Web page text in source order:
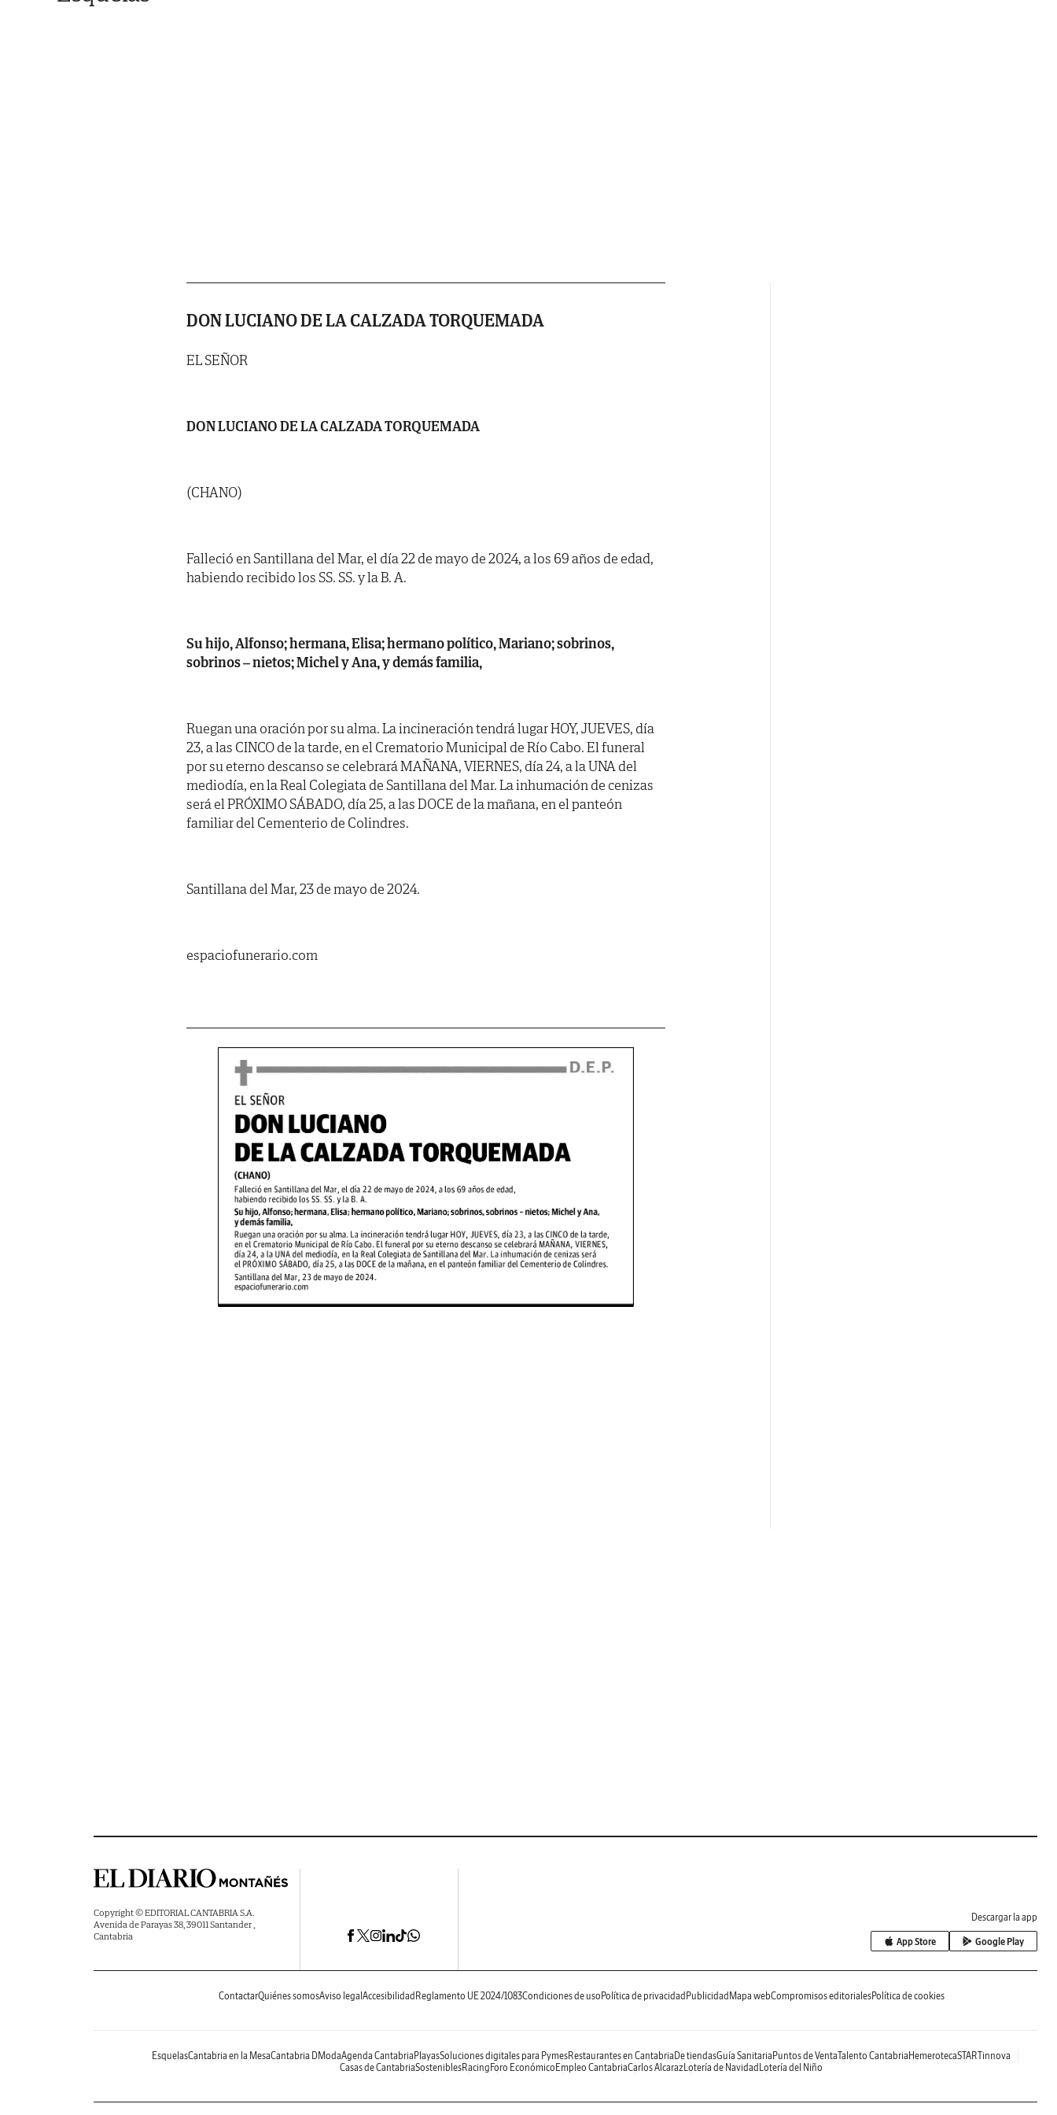
DON LUCIANO DE LA CALZADA TORQUEMADA
EL SEÑOR
DON LUCIANO DE LA CALZADA TORQUEMADA
(CHANO)
Falleció en Santillana del Mar, el día 22 de mayo de 2024, a los 69 años de edad,
habiendo recibido los SS. SS. y la B. A.
Su hijo, Alfonso; hermana, Elisa; hermano político, Mariano; sobrinos,
sobrinos – nietos; Michel y Ana, y demás familia,
Ruegan una oración por su alma. La incineración tendrá lugar HOY, JUEVES, día
23, a las CINCO de la tarde, en el Crematorio Municipal de Río Cabo. El funeral
por su eterno descanso se celebrará MAÑANA, VIERNES, día 24, a la UNA del
mediodía, en la Real Colegiata de Santillana del Mar. La inhumación de cenizas
será el PRÓXIMO SÁBADO, día 25, a las DOCE de la mañana, en el panteón
familiar del Cementerio de Colindres.
Santillana del Mar, 23 de mayo de 2024.
espaciofunerario.com
Copyright © EDITORIAL CANTABRIA S.A.
Avenida de Parayas 38, 39011 Santander ,
Cantabria
Descargar la app
App Store Google Play
ContactarQuiénes somosAviso legal Accesibilidad Reglamento UE 2024/1083Condiciones de uso Política de privacidad Publicidad Mapa webCompromisos editorialesPolítica de cookies
EsquelasCantabria en la MesaCantabria DModaAgenda Cantabria PlayasSoluciones digitales para PymesRestaurantes en Cantabria De tiendasGuía Sanitaria Puntos de VentaTalento Cantabria HemerotecaSTARTinnova
Casas de CantabriaSosteniblesRacing Foro Económico Empleo CantabriaCarlos AlcarazLotería de Navidad Lotería del Niño